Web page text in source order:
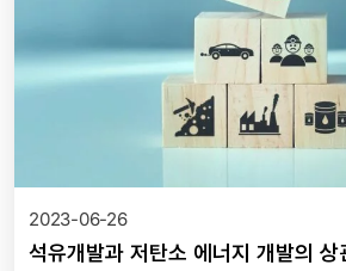
2023-06-26
석유개발과 저탄소 에너지 개발의 상